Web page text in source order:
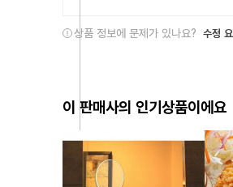
상품 정보에 문제가 있나요? 수정
이 판매사의 인기상품이에요